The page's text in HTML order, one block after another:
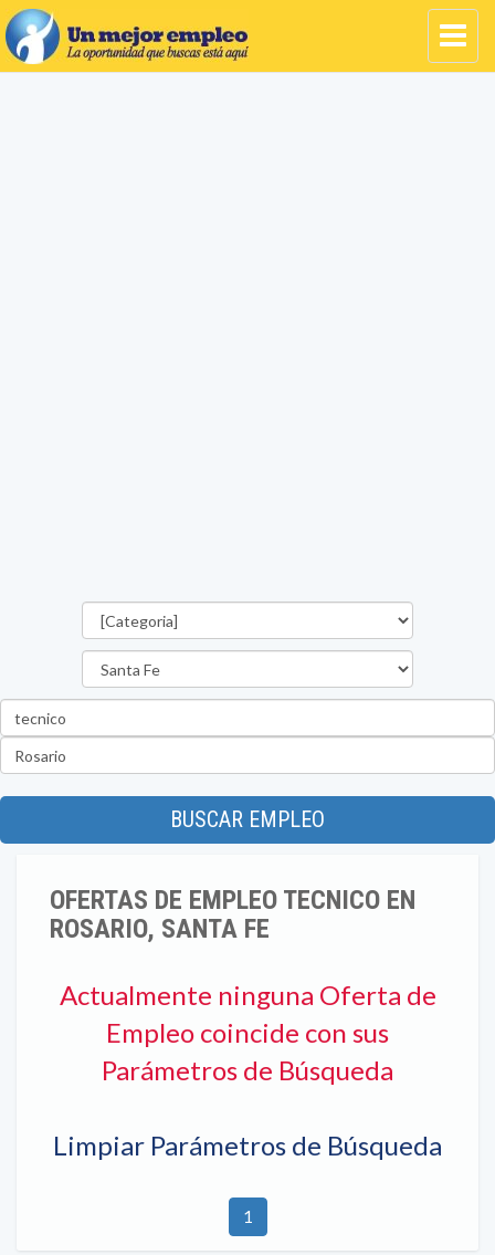
BUSCAR EMPLEO
OFERTAS DE EMPLEO TECNICO EN
ROSARIO, SANTA FE
Actualmente ninguna Oferta de
Empleo coincide con sus
Parámetros de Búsqueda
Limpiar Parámetros de Búsqueda
1